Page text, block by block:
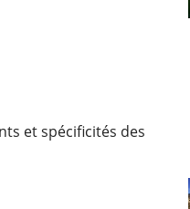
et spécificités des